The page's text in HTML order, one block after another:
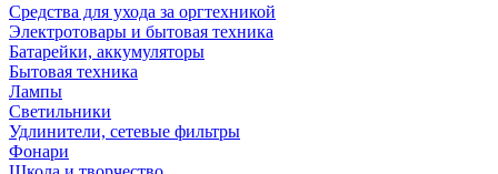
Средства для ухода за оргтехникой
Электротовары и бытовая техника
Батарейки, аккумуляторы
Бытовая техника
Лампы
Светильники
Удлинители, сетевые фильтры
Фонари